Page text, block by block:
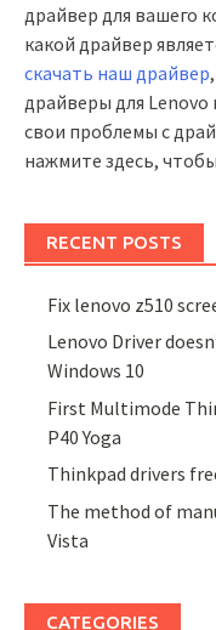
драйвер для вашего
какой драйвер
скачать наш драйвер
драйверы для
свои проблемы с
нажмите здесь, чтобы
RECENT POSTS
Fix lenovo z510
Lenovo Driver
Windows 10
First Multimode
P40 Yoga
Thinkpad drivers
The method of
Vista
CATEGORIES